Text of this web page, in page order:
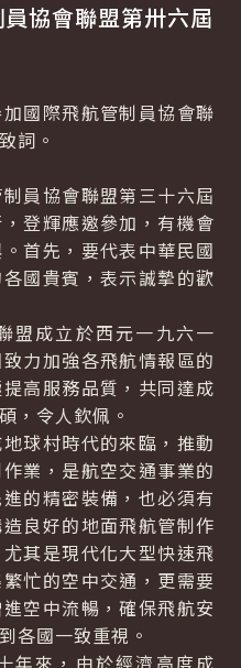
協會聯盟第卅六屆
國際飛航管制員協會聯
詞。
員協會聯盟第三十六屆
登輝應邀參加，有機會
首先，要代表中華民國
國貴賓，表示誠摯的歡
成立於西元一九六一
力加強各飛航情報區的
高服務品質，共同達成
，令人欽佩。
球村時代的來臨，推動
業，是航空交通事業的
的精密裝備，也必須有
良好的地面飛航管制作
其是現代化大型快速飛
忙的空中交通，更需要
空中流暢，確保飛航安
各國一致重視。
來，由於經濟高度成